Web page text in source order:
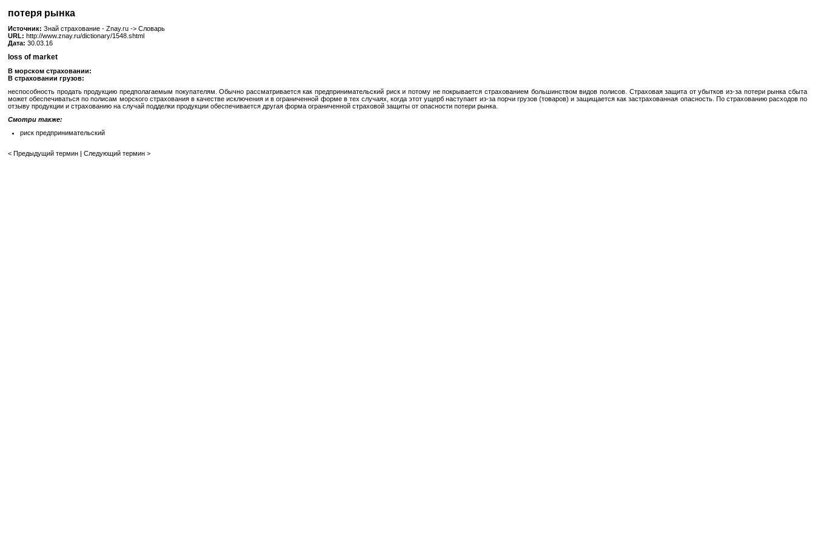
потеря рынка
Источник: Знай страхование - Znay.ru -> Словарь
URL: http://www.znay.ru/dictionary/1548.shtml
Дата: 30.03.16
loss of market
В морском страховании:
В страховании грузов:
неспособность продать продукцию предполагаемым покупателям. Обычно рассматривается как предпринимательский риск и потому не покрывается страхованием большинством видов полисов. Страховая защита от убытков из-за потери рынка сбыта
может обеспечиваться по полисам морского страхования в качестве исключения и в ограниченной форме в тех случаях, когда этот ущерб наступает из-за порчи грузов (товаров) и защищается как застрахованная опасность. По страхованию расходов по
отзыву продукции и страхованию на случай подделки продукции обеспечивается другая форма ограниченной страховой защиты от опасности потери рынка.
Смотри также:
риск предпринимательский
< Предыдущий термин | Следующий термин >